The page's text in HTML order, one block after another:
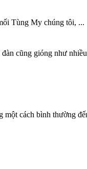
Tùng My chúng tôi, ...
cũng gióng như
cách bình thường